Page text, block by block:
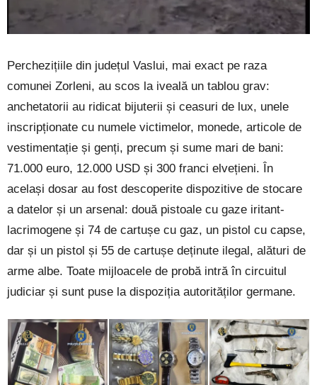
Perchezițiile din județul Vaslui, mai exact pe raza
comunei Zorleni, au scos la iveală un tablou grav:
anchetatorii au ridicat bijuterii și ceasuri de lux, unele
inscripționate cu numele victimelor, monede, articole de
vestimentație și genți, precum și sume mari de bani:
71.000 euro, 12.000 USD și 300 franci elvețieni. În
același dosar au fost descoperite dispozitive de stocare
a datelor și un arsenal: două pistoale cu gaze iritant-
lacrimogene și 74 de cartușe cu gaz, un pistol cu capse,
dar și un pistol și 55 de cartușe deținute ilegal, alături de
arme albe. Toate mijloacele de probă intră în circuitul
judiciar și sunt puse la dispoziția autorităților germane.